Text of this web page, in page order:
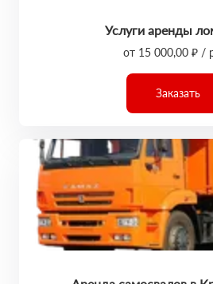
Услуги аренды
от 15 000,00 ₽ /
Заказать